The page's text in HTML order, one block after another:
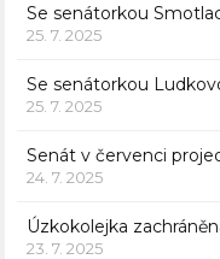
Se senátorkou
25. 7. 2025
Se senátorkou
25. 7. 2025
Senát v červenci
24. 7. 2025
Úzkokolejka
23. 7. 2025